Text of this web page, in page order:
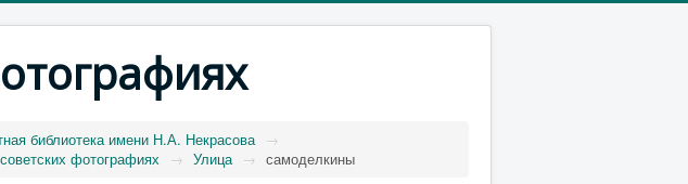
библиотека имени Н.А. Некрасова →
фотографиях → Улица → самоделкины